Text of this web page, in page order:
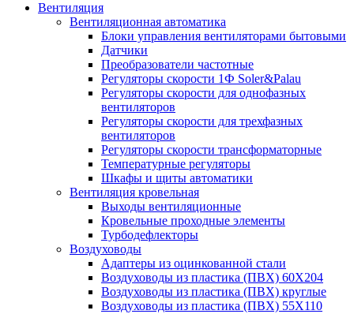
Вентиляция
Вентиляционная автоматика
Блоки управления вентиляторами бытовыми
Датчики
Преобразователи частотные
Регуляторы скорости 1Ф Soler&Palau
Регуляторы скорости для однофазных
вентиляторов
Регуляторы скорости для трехфазных
вентиляторов
Регуляторы скорости трансформаторные
Температурные регуляторы
Шкафы и щиты автоматики
Вентиляция кровельная
Выходы вентиляционные
Кровельные проходные элементы
Турбодефлекторы
Воздуховоды
Адаптеры из оцинкованной стали
Воздуховоды из пластика (ПВХ) 60Х204
Воздуховоды из пластика (ПВХ) круглые
Воздуховоды из пластика (ПВХ) 55Х110